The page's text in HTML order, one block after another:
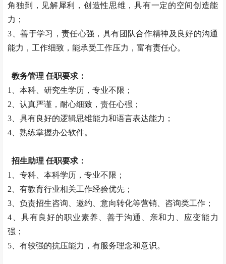
角独到，见解犀利，创造性思维，具有一定的空间创造能
力；
3、善于学习，责任心强，具有团队合作精神及良好的沟通
能力，工作细致，能承受工作压力，富有责任心。
教务管理 任职要求：
1、本科、研究生学历，专业不限；
2、认真严谨，耐心细致，责任心强；
3、具有良好的逻辑思维能力和语言表达能力；
4、熟练掌握办公软件。
招生助理 任职要求：
1、专科、本科学历，专业不限；
2、有教育行业相关工作经验优先；
3、负责招生咨询、邀约、意向转化等营销、咨询类工作；
4、具有良好的职业素养、善于沟通、亲和力、应变能力
强；
5、有较强的抗压能力，有服务理念和意识。